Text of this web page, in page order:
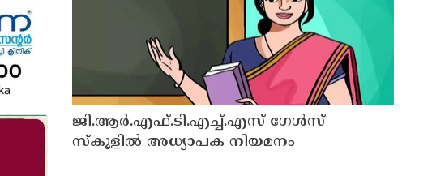
ജി.ആർ.എഫ്.ടി.എച്ച്.എസ് ഗേൾസ്
സ്‌കൂളിൽ അധ്യാപക നിയമനം